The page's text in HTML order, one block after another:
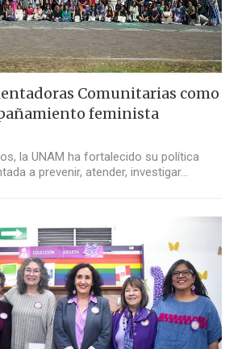
Comunitarias como
feminista
la UNAM ha fortalecido su política
a prevenir, atender, investigar…